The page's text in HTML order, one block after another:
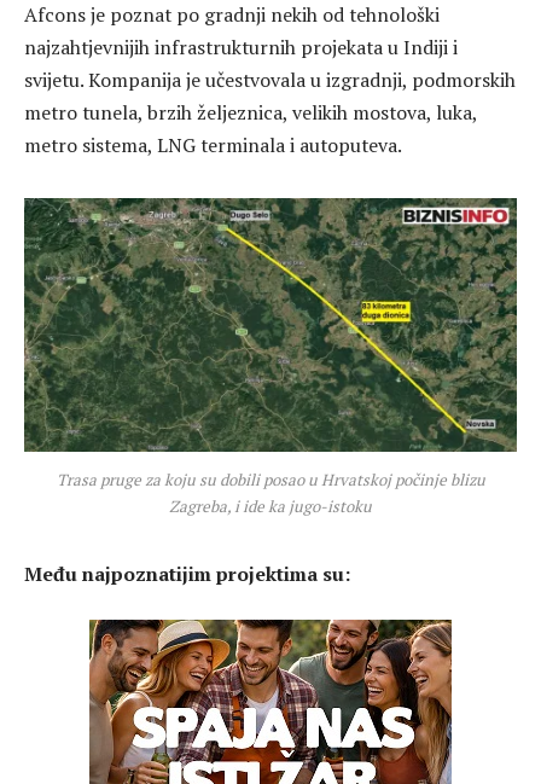
Afcons je poznat po gradnji nekih od tehnološki
najzahtjevnijih infrastrukturnih projekata u Indiji i
svijetu. Kompanija je učestvovala u izgradnji, podmorskih
metro tunela, brzih željeznica, velikih mostova, luka,
metro sistema, LNG terminala i autoputeva.
Trasa pruge za koju su dobili posao u Hrvatskoj počinje blizu
Zagreba, i ide ka jugo-istoku
Među najpoznatijim projektima su: